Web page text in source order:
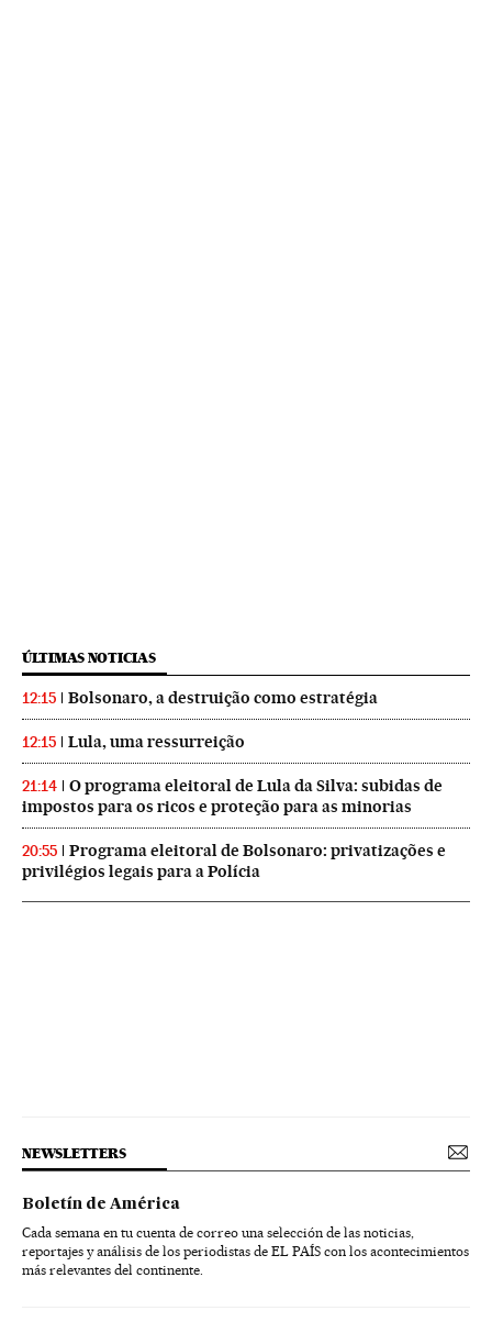
ÚLTIMAS NOTICIAS
12:15 Bolsonaro, a destruição como estratégia
12:15 Lula, uma ressurreição
21:14
O programa eleitoral de Lula da Silva: subidas de
impostos para os ricos e proteção para as minorias
20:55
Programa eleitoral de Bolsonaro: privatizações e
privilégios legais para a Polícia
NEWSLETTERS
Boletín de América
Cada semana en tu cuenta de correo una selección de las noticias,
reportajes y análisis de los periodistas de EL PAÍS con los acontecimientos
más relevantes del continente.